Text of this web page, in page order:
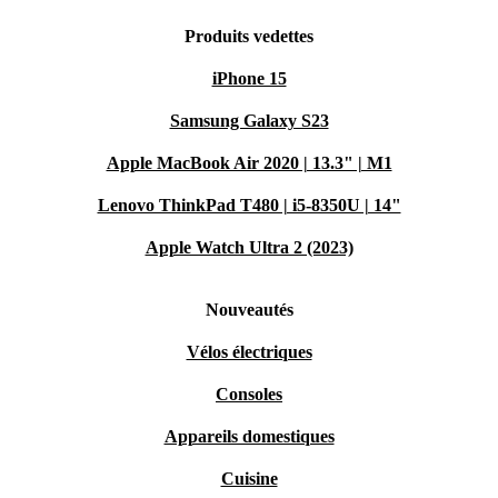
Produits vedettes
iPhone 15
Samsung Galaxy S23
Apple MacBook Air 2020 | 13.3" | M1
Lenovo ThinkPad T480 | i5-8350U | 14"
Apple Watch Ultra 2 (2023)
Nouveautés
Vélos électriques
Consoles
Appareils domestiques
Cuisine